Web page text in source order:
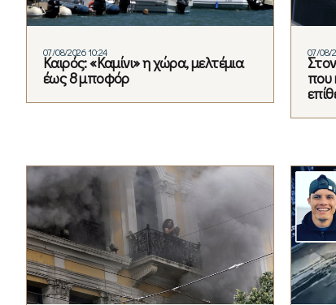
07/08/2026 10:24
Καιρός: «Καμίνι» η χώρα, μελτέμια
έως 8 μποφόρ
07/08/
που